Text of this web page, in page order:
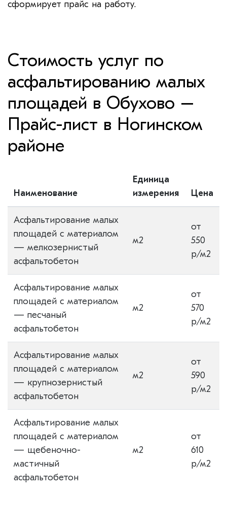
сформирует прайс на работу.
Стоимость услуг по
асфальтированию малых
площадей в Обухово –
Прайс-лист в Ногинском
районе
Наименование
Единица
измерения
Цена
Асфальтирование малых
площадей с материалом
— мелкозернистый
асфальтобетон
м2
от
550
р/м2
Асфальтирование малых
площадей с материалом
— песчаный
асфальтобетон
м2
от
570
р/м2
Асфальтирование малых
площадей с материалом
— крупнозернистый
асфальтобетон
м2
от
590
р/м2
Асфальтирование малых
площадей с материалом
— щебеночно-
мастичный
асфальтобетон
м2
от
610
р/м2